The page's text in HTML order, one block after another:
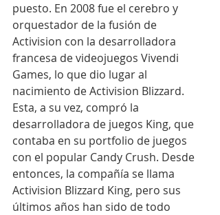
puesto. En 2008 fue el cerebro y
orquestador de la fusión de
Activision con la desarrolladora
francesa de videojuegos Vivendi
Games, lo que dio lugar al
nacimiento de Activision Blizzard.
Esta, a su vez, compró la
desarrolladora de juegos King, que
contaba en su portfolio de juegos
con el popular Candy Crush. Desde
entonces, la compañía se llama
Activision Blizzard King, pero sus
últimos años han sido de todo